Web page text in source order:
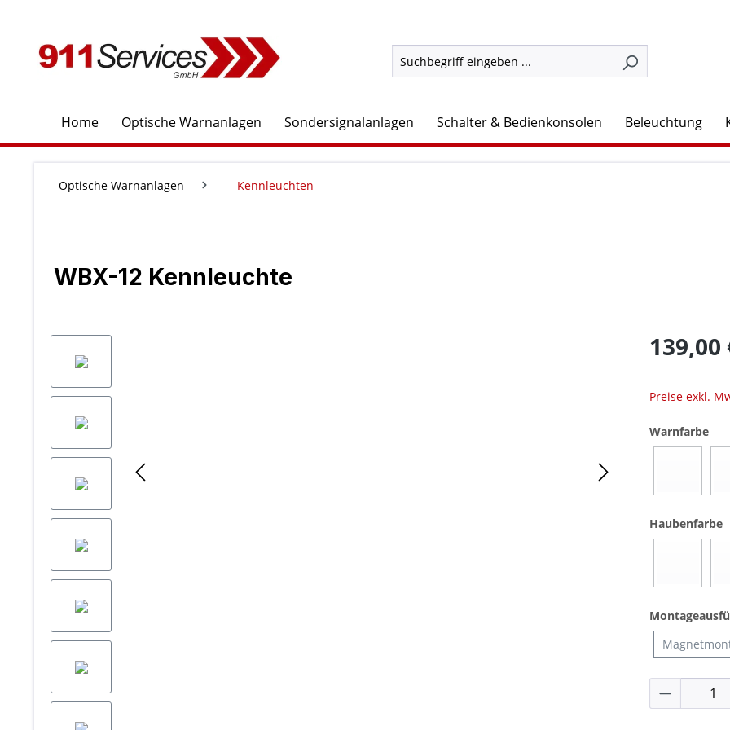
Home Optische Warnanlagen Sondersignalanlagen Schalter & Bedienkonsolen Beleuchtung
Optische Warnanlagen Kennleuchten
WBX-12 Kennleuchte
139,00
Preise exkl.
Warnfarbe
Haubenfarbe